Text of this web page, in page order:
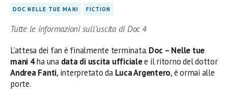
DOC NELLE TUE MANI FICTION
Tutte le informazioni sull’uscita di Doc 4
L’attesa dei fan è finalmente terminata. Doc – Nelle tue
mani 4ha una data di uscita ufficialee il ritorno del dottor
Andrea Fanti, interpretato da Luca Argentero, è ormai alle
porte.